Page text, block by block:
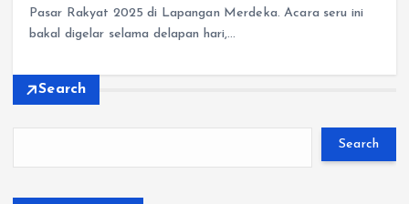
Pasar Rakyat 2025 di Lapangan Merdeka. Acara seru ini
bakal digelar selama delapan hari,…
Search
Search